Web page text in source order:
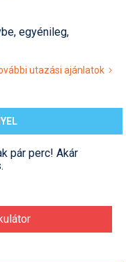
egyénileg,
utazási ajánlatok
pár perc! Akár